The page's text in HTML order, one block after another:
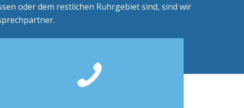
oder dem restlichen Ruhrgebiet sind, sind wir